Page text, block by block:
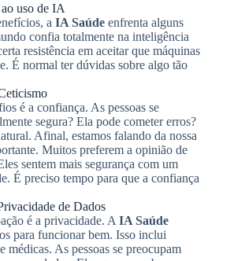
uso de IA
a IA Saúde enfrenta alguns
confia totalmente na inteligência
resistência em aceitar que máquinas
É normal ter dúvidas sobre algo tão
é a confiança. As pessoas se
segura? Ela pode cometer erros?
Afinal, estamos falando da nossa
Muitos preferem a opinião de
sentem mais segurança com um
É preciso tempo para que a confiança
de Dados
é a privacidade. A IA Saúde
para funcionar bem. Isso inclui
médicas. As pessoas se preocupam